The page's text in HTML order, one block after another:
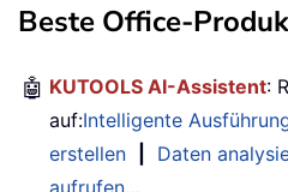
Beste Office-
🤖 KUTOOLS AI-Assistent:
auf:Intelligente
erstellen
Daten
aufrufen…